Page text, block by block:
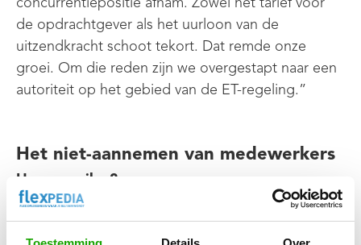
de opdrachtgever als het uurloon van de
uitzendkracht schoot tekort. Dat remde onze
groei. Om die reden zijn we overgestapt naar een
autoriteit op het gebied van de ET-regeling.”
Het niet-aannemen van medewerkers
Hoe omzeilen?
Neem de juiste mensen aan, maar doe dat
gedoseerd